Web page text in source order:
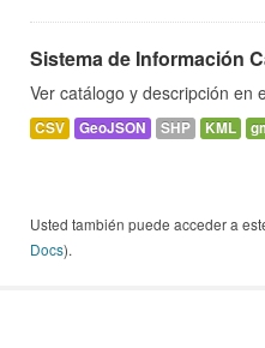
Sistema de Información
Ver catálogo y descripción en
CSV GeoJSON SHP KML
Usted también puede acceder a
Docs).